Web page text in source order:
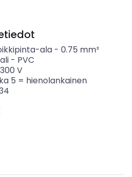
ala- 0.75 mm²
- PVC
300 V
5 = hienolankainen